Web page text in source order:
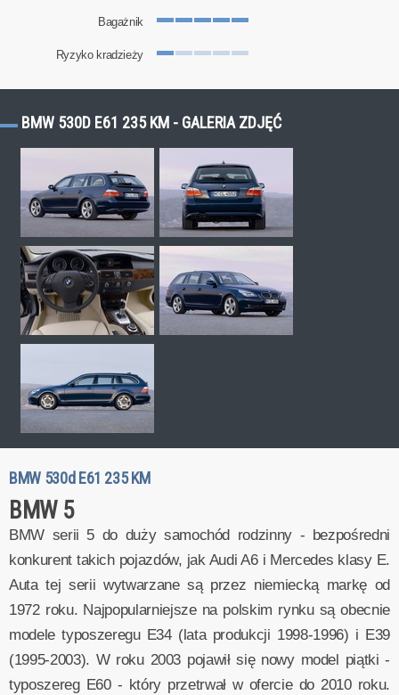
Bagażnik
Ryzyko kradzieży
BMW 530D E61 235 KM - GALERIA ZDJĘĆ
BMW 530d E61 235 KM
BMW 5
BMW serii 5 do duży samochód rodzinny - bezpośredni
konkurent takich pojazdów, jak Audi A6 i Mercedes klasy E.
Auta tej serii wytwarzane są przez niemiecką markę od
1972 roku. Najpopularniejsze na polskim rynku są obecnie
modele typoszeregu E34 (lata produkcji 1998-1996) i E39
(1995-2003). W roku 2003 pojawił się nowy model piątki -
typoszereg E60 - który przetrwał w ofercie do 2010 roku.